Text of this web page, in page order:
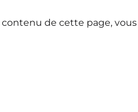
de cette page,